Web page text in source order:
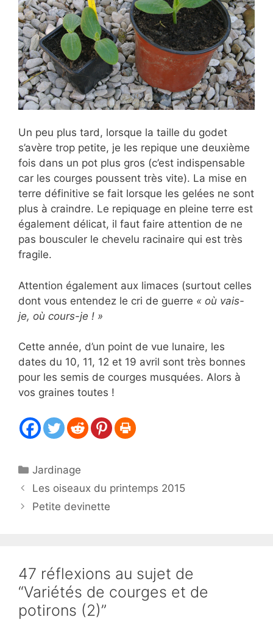
Un peu plus tard, lorsque la taille du godet
s’avère trop petite, je les repique une deuxième
fois dans un pot plus gros (c’est indispensable
car les courges poussent très vite). La mise en
terre définitive se fait lorsque les gelées ne sont
plus à craindre. Le repiquage en pleine terre est
également délicat, il faut faire attention de ne
pas bousculer le chevelu racinaire qui est très
fragile.
Attention également aux limaces (surtout celles
dont vous entendez le cri de guerre « où vais-
je, où cours-je ! »
Cette année, d’un point de vue lunaire, les
dates du 10, 11, 12 et 19 avril sont très bonnes
pour les semis de courges musquées. Alors à
vos graines toutes !
Catégories
Jardinage
Les oiseaux du printemps 2015
Petite devinette
47 réflexions au sujet de
“Variétés de courges et de
potirons (2)”